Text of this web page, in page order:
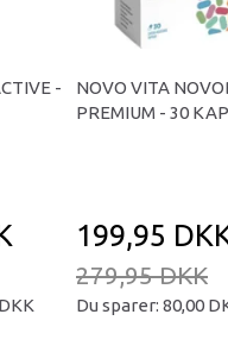
-
NOVO VITA
PREMIUM - 30
199,95
279,95 DKK
Du sparer: 80,00